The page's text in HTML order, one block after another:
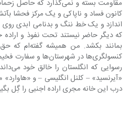
کانون فساد و ناپاکی و یک مرکز فحشا
که دیگر حاضر نیستند تحت نفوذ و اراده
بمانند بکشد.
کنسولگری‌ها در
«آیرنسید» – کلنل انگلیسی – و
درب این خانه مجری اراده اجنبی را گِل